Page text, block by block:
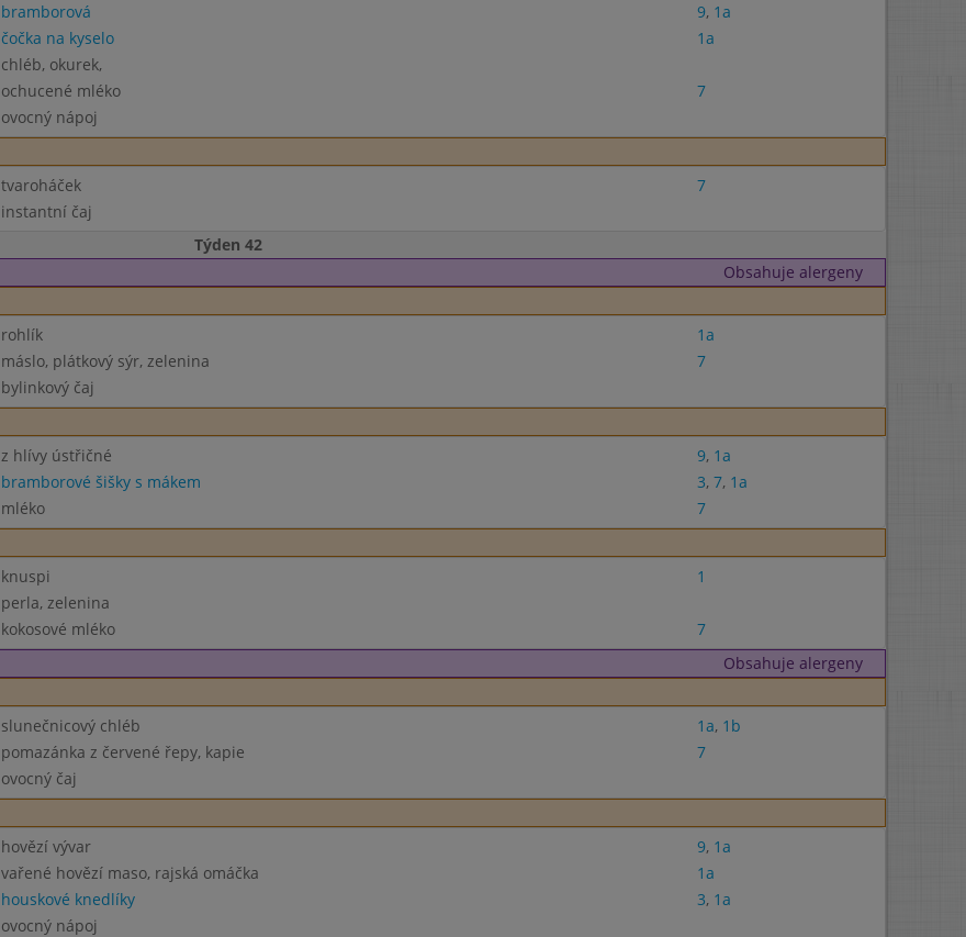
bramborová 9, 1a
čočka na kyselo
1a
chléb, okurek,
ochucené mléko
7
ovocný nápoj
tvaroháček
7
instantní čaj
Týden 42
Obsahuje alergeny
rohlík
1a
máslo, plátkový sýr, zelenina
7
bylinkový čaj
z hlívy ústřičné 9, 1a
bramborové šišky s mákem 3, 7, 1a
mléko
7
knuspi
1
perla, zelenina
kokosové mléko
7
Obsahuje alergeny
slunečnicový chléb 1a, 1b
pomazánka z červené řepy, kapie
7
ovocný čaj
hovězí vývar 9, 1a
vařené hovězí maso, rajská omáčka
1a
houskové knedlíky 3, 1a
ovocný nápoj